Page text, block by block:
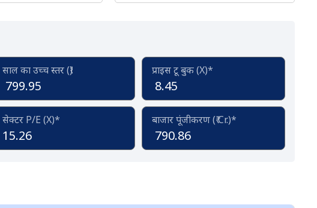
साल का उच्च स्तर (₹)
799.95
प्राइस टू बुक (X)*
8.45
सेक्टर P/E (X)*
15.26
बाजार पूंजीकरण (₹ Cr.)*
790.86